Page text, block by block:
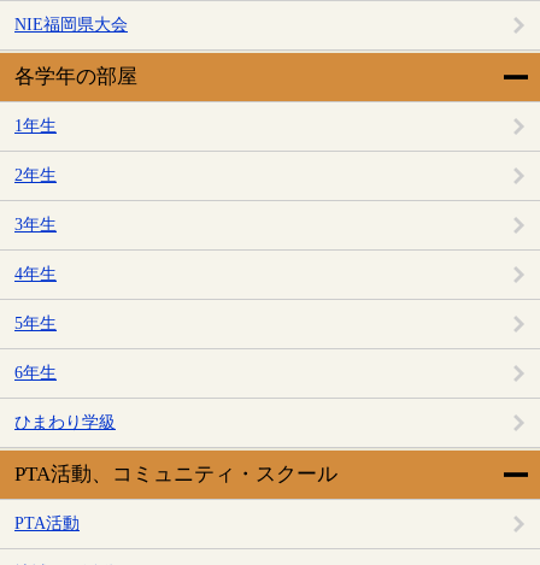
NIE福岡県大会
各学年の部屋
1年生
2年生
3年生
4年生
5年生
6年生
ひまわり学級
PTA活動、コミュニティ・スクール
PTA活動